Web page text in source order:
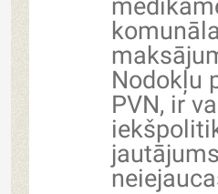
Nodokļu
PVN, ir